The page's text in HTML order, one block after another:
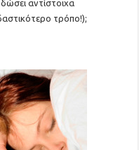
αντίστοιχα
τρόπο!);